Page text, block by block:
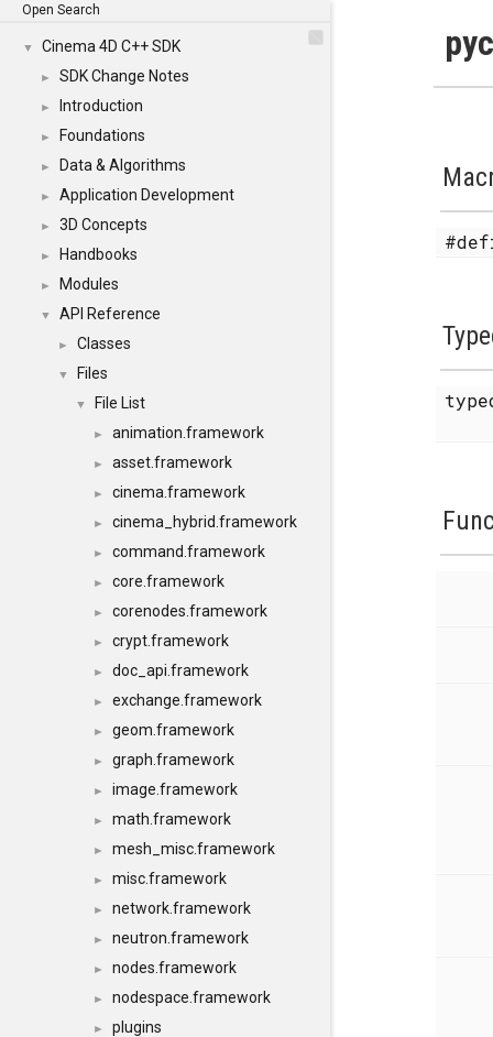
Open Search
▼ Cinema 4D C++ SDK
► SDK Change Notes
► Introduction
► Foundations
► Data & Algorithms
► Application Development
► 3D Concepts
► Handbooks
► Modules
▼ API Reference
► Classes
▼ Files
▼ File List
► animation.framework
► asset.framework
► cinema.framework
► cinema_hybrid.framework
► command.framework
► core.framework
► corenodes.framework
► crypt.framework
► doc_api.framework
► exchange.framework
► geom.framework
► graph.framework
► image.framework
► math.framework
► mesh_misc.framework
► misc.framework
► network.framework
► neutron.framework
► nodes.framework
► nodespace.framework
► plugins